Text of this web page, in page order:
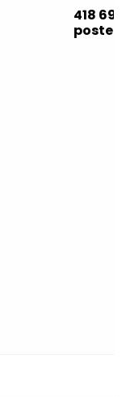
418
poste